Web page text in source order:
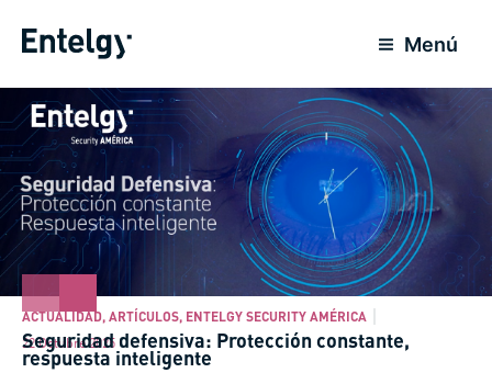
Menú
ACTUALIDAD, ARTÍCULOS, ENTELGY SECURITY AMÉRICA
22 Octubre 2025
Seguridad defensiva: Protección constante,
respuesta inteligente